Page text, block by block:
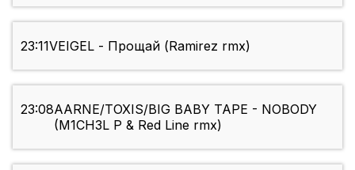
23:11VEIGEL - Прощай (Ramirez rmx)
23:08AARNE/TOXIS/BIG BABY TAPE - NOBODY
(M1CH3L P & Red Line rmx)